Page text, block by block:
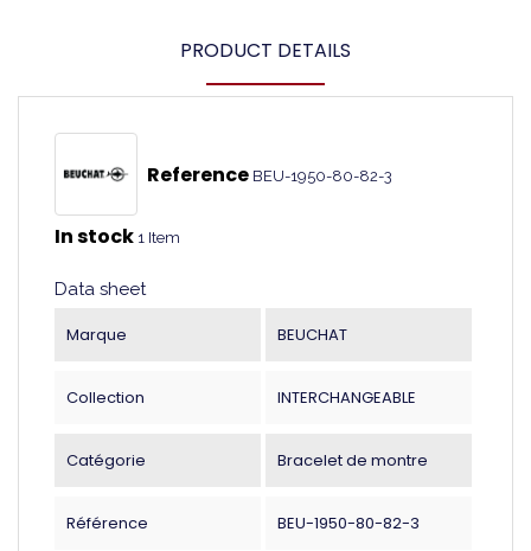
PRODUCT DETAILS
Reference BEU-1950-80-82-3
In stock 1 Item
Data sheet
Marque BEUCHAT
Collection INTERCHANGEABLE
Catégorie Bracelet de montre
Référence BEU-1950-80-82-3